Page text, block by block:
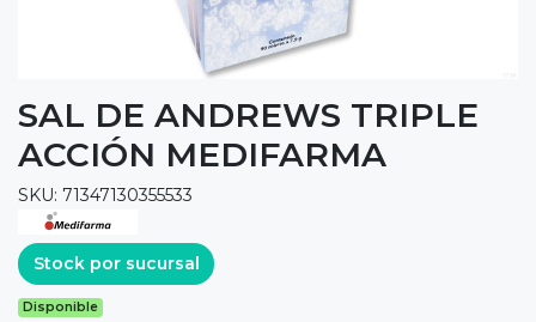
SAL DE ANDREWS TRIPLE
ACCIÓN MEDIFARMA
SKU: 71347130355533
Stock por sucursal
Disponible